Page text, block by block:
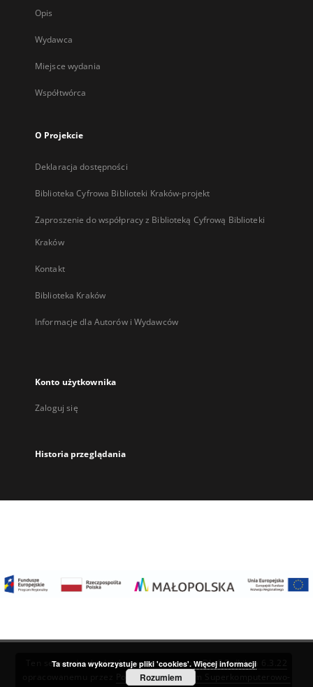
Opis
Wydawca
Miejsce wydania
Współtwórca
O Projekcie
Deklaracja dostępności
Biblioteka Cyfrowa Biblioteki Kraków-projekt
Zaproszenie do współpracy z Biblioteką Cyfrową Biblioteki
Kraków
Kontakt
Biblioteka Kraków
Informacje dla Autorów i Wydawców
Konto użytkownika
Zaloguj się
Historia przeglądania
Ten serwis działa dzięki oprogramowaniuDInGO dLibra 6.3.22
Poznańskie Centrum Superkomputerowo-
Ta strona wykorzystuje pliki 'cookies'. Więcej informacji
Rozumiem